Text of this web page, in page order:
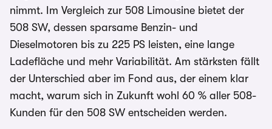
nimmt. Im Vergleich zur 508 Limousine bietet der
508 SW, dessen sparsame Benzin- und
Dieselmotoren bis zu 225 PS leisten, eine lange
Ladefläche und mehr Variabilität. Am stärksten fällt
der Unterschied aber im Fond aus, der einem klar
macht, warum sich in Zukunft wohl 60 % aller 508-
Kunden für den 508 SW entscheiden werden.